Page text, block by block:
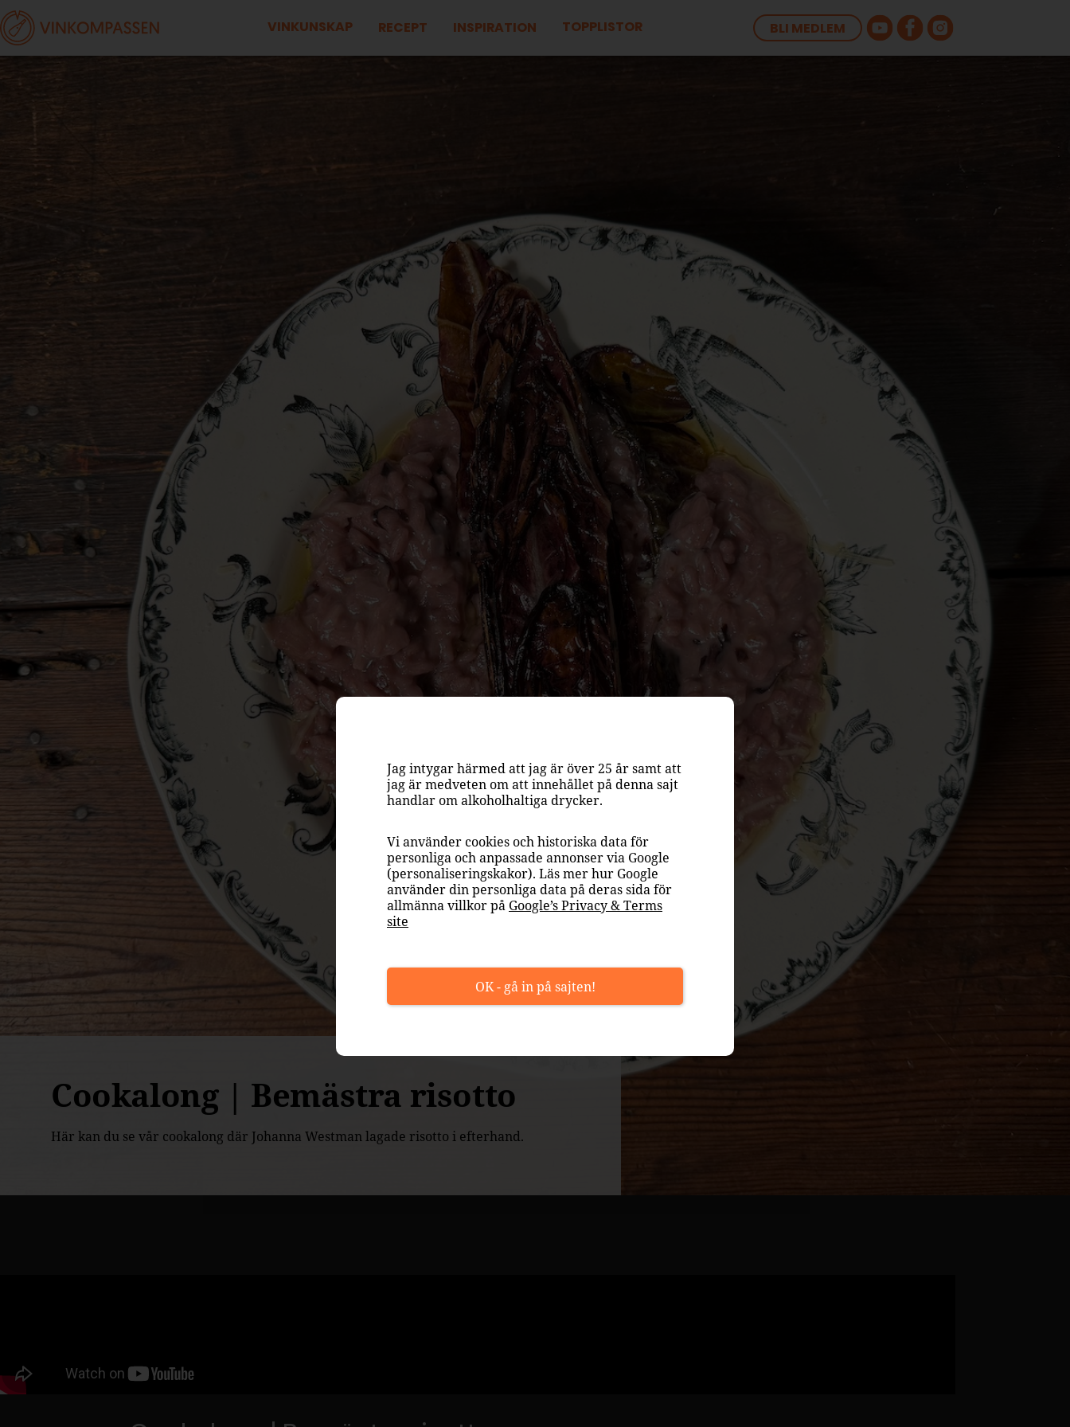
BLI MEDLEM
VINKUNSKAP RECEPT INSPIRATION TOPPLISTOR
Cookalong | Bemästra risotto
Här kan du se vår cookalong där Johanna Westman lagade risotto i efterhand.
Jag intygar härmed att jag är över 25 år samt att
jag är medveten om att innehållet på denna sajt
handlar om alkoholhaltiga drycker.
Vi använder cookies och historiska data för
personliga och anpassade annonser via Google
(personaliseringskakor). Läs mer hur Google
använder din personliga data på deras sida för
allmänna villkor på Google’s Privacy & Terms
site
OK - gå in på sajten!